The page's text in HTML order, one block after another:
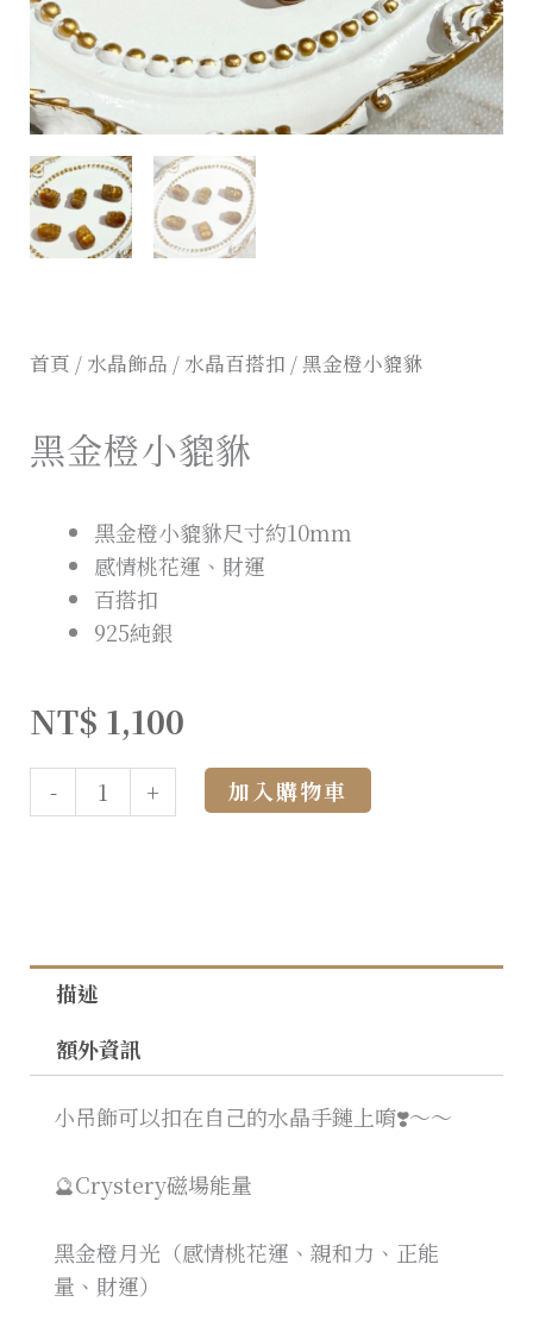
首頁 / 水晶飾品 / 水晶百搭扣 / 黑金橙小貔貅
黑金橙小貔貅
黑金橙小貔貅尺寸約10mm
感情桃花運、財運
百搭扣
925純銀
NT$ 1,100
- + 加入購物車
描述
額外資訊
小吊飾可以扣在自己的水晶手鏈上唷❣️～～
🔮Crystery磁場能量
黑金橙月光（感情桃花運、親和力、正能
量、財運）